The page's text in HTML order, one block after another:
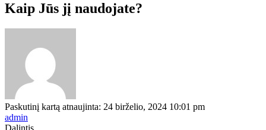
Kaip Jūs jį naudojate?
Paskutinį kartą atnaujinta: 24 birželio, 2024 10:01 pm
admin
Dalintis